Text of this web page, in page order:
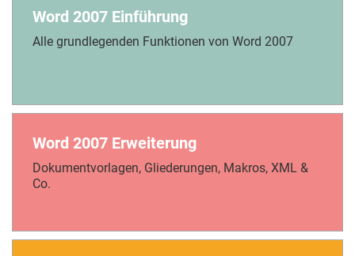
Word 2007 Einführung
Alle grundlegenden Funktionen von Word 2007
Word 2007 Erweiterung
Dokumentvorlagen, Gliederungen, Makros, XML &
Co.